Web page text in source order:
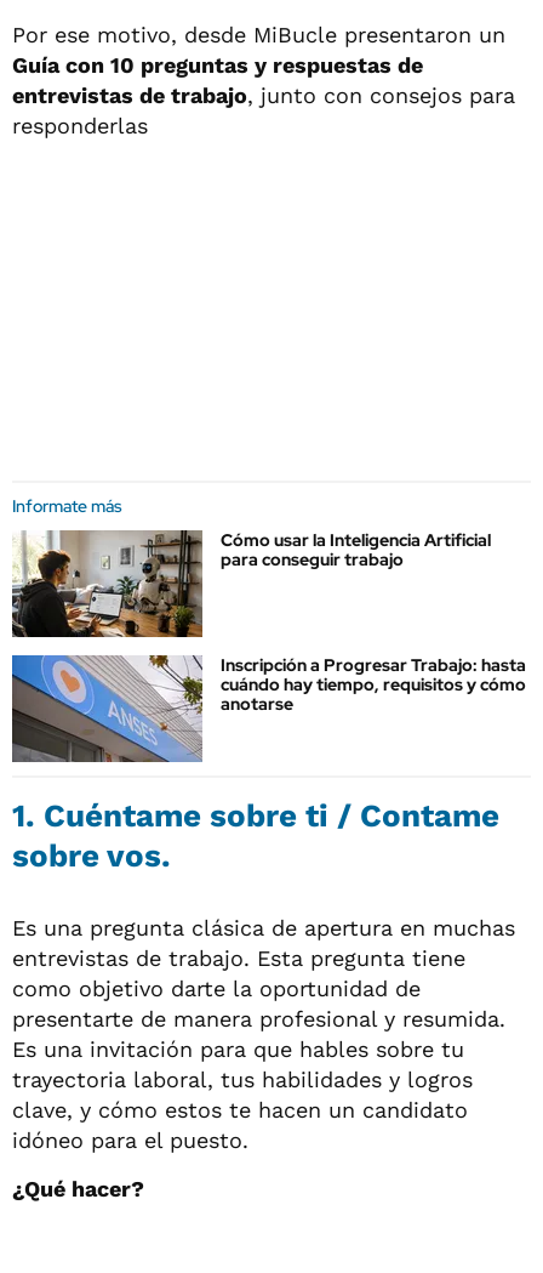
Por ese motivo, desde MiBucle presentaron un
Guía con 10 preguntas y respuestas de
entrevistas de trabajo, junto con consejos para
responderlas
Informate más
Cómo usar la Inteligencia Artificial
para conseguir trabajo
Inscripción a Progresar Trabajo: hasta
cuándo hay tiempo, requisitos y cómo
anotarse
1. Cuéntame sobre ti / Contame
sobre vos.
Es una pregunta clásica de apertura en muchas
entrevistas de trabajo. Esta pregunta tiene
como objetivo darte la oportunidad de
presentarte de manera profesional y resumida.
Es una invitación para que hables sobre tu
trayectoria laboral, tus habilidades y logros
clave, y cómo estos te hacen un candidato
idóneo para el puesto.
¿Qué hacer?